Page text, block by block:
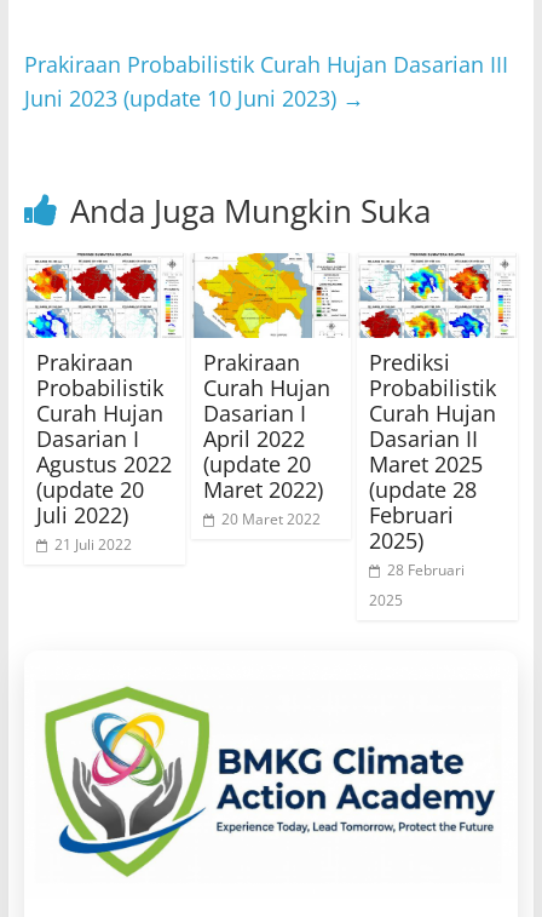
k
Prakiraan Probabilistik Curah Hujan Dasarian III
Juni 2023 (update 10 Juni 2023) →
Anda Juga Mungkin Suka
Prakiraan
Probabilistik
Curah Hujan
Dasarian I
Agustus 2022
(update 20
Juli 2022)
21 Juli 2022
Prakiraan
Curah Hujan
Dasarian I
April 2022
(update 20
Maret 2022)
20 Maret 2022
Prediksi
Probabilistik
Curah Hujan
Dasarian II
Maret 2025
(update 28
Februari
2025)
28 Februari
2025